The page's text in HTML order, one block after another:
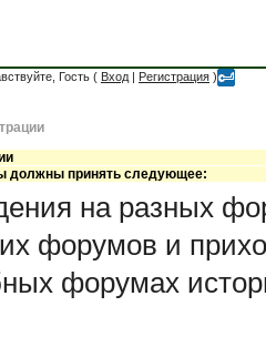
Гость ( Вход | Регистрация )
должны принять следующее:
на разных
форумов и
форумах